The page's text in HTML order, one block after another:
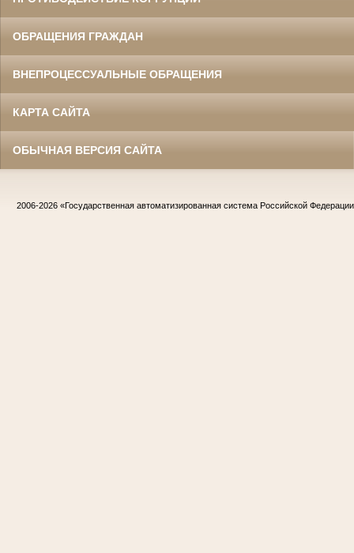
ОБРАЩЕНИЯ ГРАЖДАН
ВНЕПРОЦЕССУАЛЬНЫЕ ОБРАЩЕНИЯ
КАРТА САЙТА
ОБЫЧНАЯ ВЕРСИЯ САЙТА
2006-2026 «Государственная автоматизированная система Российской